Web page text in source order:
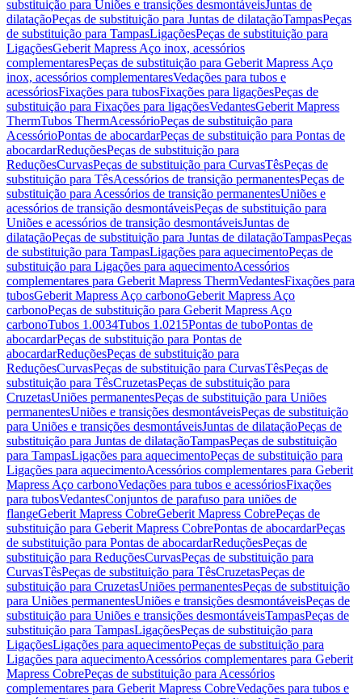
substituição para Uniões e transições desmontáveisJuntas de
dilataçãoPeças de substituição para Juntas de dilataçãoTampasPeças
de substituição para TampasLigaçõesPeças de substituição para
LigaçõesGeberit Mapress Aço inox, acessórios
complementaresPeças de substituição para Geberit Mapress Aço
inox, acessórios complementaresVedações para tubos e
acessóriosFixações para tubosFixações para ligaçõesPeças de
substituição para Fixações para ligaçõesVedantesGeberit Mapress
ThermTubos ThermAcessórioPeças de substituição para
AcessórioPontas de abocardarPeças de substituição para Pontas de
abocardarReduçõesPeças de substituição para
ReduçõesCurvasPeças de substituição para CurvasTêsPeças de
substituição para TêsAcessórios de transição permanentesPeças de
substituição para Acessórios de transição permanentesUniões e
acessórios de transição desmontáveisPeças de substituição para
Uniões e acessórios de transição desmontáveisJuntas de
dilataçãoPeças de substituição para Juntas de dilataçãoTampasPeças
de substituição para TampasLigações para aquecimentoPeças de
substituição para Ligações para aquecimentoAcessórios
complementares para Geberit Mapress ThermVedantesFixações para
tubosGeberit Mapress Aço carbonoGeberit Mapress Aço
carbonoPeças de substituição para Geberit Mapress Aço
carbonoTubos 1.0034Tubos 1.0215Pontas de tuboPontas de
abocardarPeças de substituição para Pontas de
abocardarReduçõesPeças de substituição para
ReduçõesCurvasPeças de substituição para CurvasTêsPeças de
substituição para TêsCruzetasPeças de substituição para
CruzetasUniões permanentesPeças de substituição para Uniões
permanentesUniões e transições desmontáveisPeças de substituição
para Uniões e transições desmontáveisJuntas de dilataçãoPeças de
substituição para Juntas de dilataçãoTampasPeças de substituição
para TampasLigações para aquecimentoPeças de substituição para
Ligações para aquecimentoAcessórios complementares para Geberit
Mapress Aço carbonoVedações para tubos e acessóriosFixações
para tubosVedantesConjuntos de parafuso para uniões de
flangeGeberit Mapress CobreGeberit Mapress CobrePeças de
substituição para Geberit Mapress CobrePontas de abocardarPeças
de substituição para Pontas de abocardarReduçõesPeças de
substituição para ReduçõesCurvasPeças de substituição para
CurvasTêsPeças de substituição para TêsCruzetasPeças de
substituição para CruzetasUniões permanentesPeças de substituição
para Uniões permanentesUniões e transições desmontáveisPeças de
substituição para Uniões e transições desmontáveisTampasPeças de
substituição para TampasLigaçõesPeças de substituição para
LigaçõesLigações para aquecimentoPeças de substituição para
Ligações para aquecimentoAcessórios complementares para Geberit
Mapress CobrePeças de substituição para Acessórios
complementares para Geberit Mapress CobreVedações para tubos e